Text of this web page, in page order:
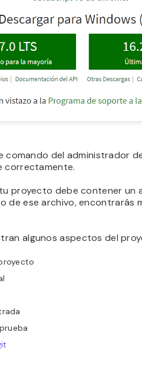
comando del administrador
correctamente.
proyecto debe contener un
de ese archivo, encontrarás
algunos aspectos del